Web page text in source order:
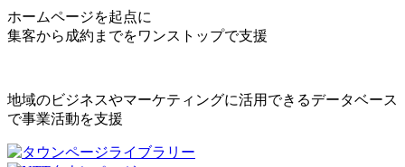
ホームページを起点に
集客から成約までをワンストップで支援
地域のビジネスやマーケティングに活用できるデータベース
で事業活動を支援